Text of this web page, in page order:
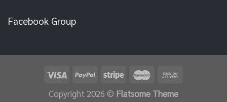
Facebook Group
Copyright 2026 © Flatsome Theme